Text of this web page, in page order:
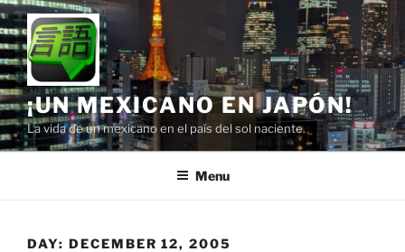
Skip
to
content
¡UN MEXICANO EN JAPÓN!
La vida de un mexicano en el país del sol naciente.
Menu
DAY: DECEMBER 12, 2005